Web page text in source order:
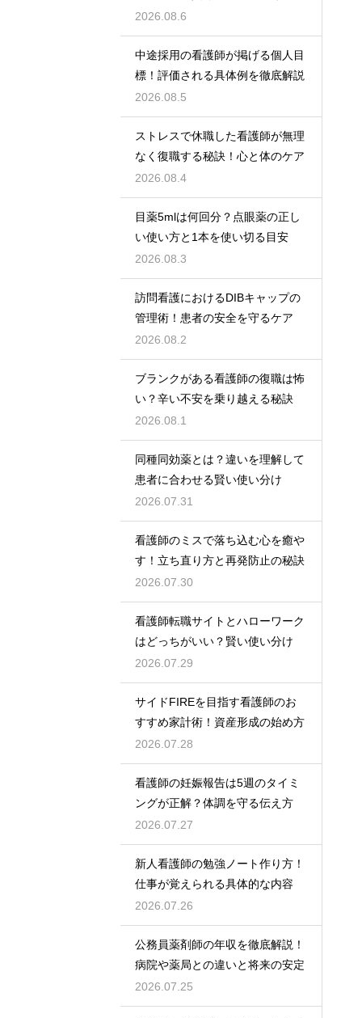
2026.08.6
中途採用の看護師が掲げる個人目
標！評価される具体例を徹底解説
2026.08.5
ストレスで休職した看護師が無理
なく復職する秘訣！心と体のケア
2026.08.4
目薬5mlは何回分？点眼薬の正し
い使い方と1本を使い切る目安
2026.08.3
訪問看護におけるDIBキャップの
管理術！患者の安全を守るケア
2026.08.2
ブランクがある看護師の復職は怖
い？辛い不安を乗り越える秘訣
2026.08.1
同種同効薬とは？違いを理解して
患者に合わせる賢い使い分け
2026.07.31
看護師のミスで落ち込む心を癒や
す！立ち直り方と再発防止の秘訣
2026.07.30
看護師転職サイトとハローワーク
はどっちがいい？賢い使い分け
2026.07.29
サイドFIREを目指す看護師のお
すすめ家計術！資産形成の始め方
2026.07.28
看護師の妊娠報告は5週のタイミ
ングが正解？体調を守る伝え方
2026.07.27
新人看護師の勉強ノート作り方！
仕事が覚えられる具体的な内容
2026.07.26
公務員薬剤師の年収を徹底解説！
病院や薬局との違いと将来の安定
2026.07.25